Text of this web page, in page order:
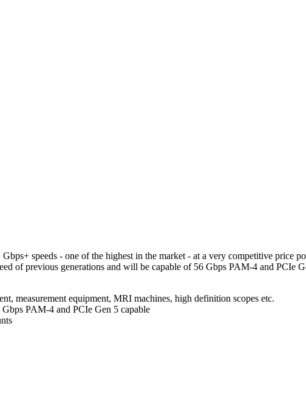
speeds - one of the highest in the market - at a very competitive price
of previous generations and will be capable of 56 Gbps PAM-4 and PCIe
measurement equipment, MRI machines, high definition scopes etc.
PAM-4 and PCIe Gen 5 capable